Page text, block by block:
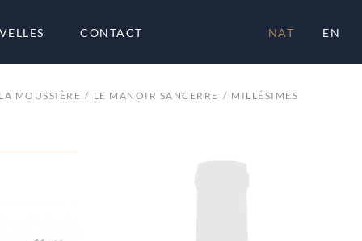
CONTACT NAT EN
MOUSSIÈRE LE MANOIR SANCERRE MILLÉSIMES